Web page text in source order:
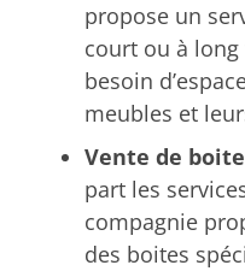
propose un
court ou à
besoin
meubles et
Vente de
part les
compagnie
des boites